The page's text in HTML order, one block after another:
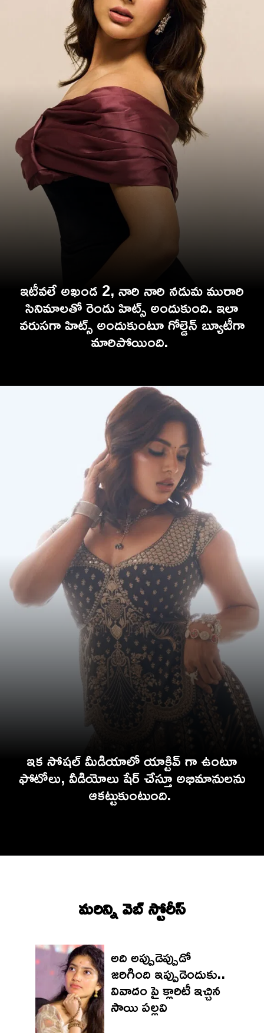
ఇటీవలే అఖండ 2, నారి నారి నడుమ మురారి
సినిమాలతో రెండు హిట్స్ అందుకుంది. ఇలా
వరుసగా హిట్స్ అందుకుంటూ గోల్డెన్ బ్యూటీగా
మారిపోయింది.
ఇక సోషల్ మీడియాలో యాక్టివ్ గా ఉంటూ
ఫోటోలు, వీడియోలు షేర్ చేస్తూ అభిమానులను
ఆకట్టుకుంటుంది.
మరిన్ని వెబ్ స్టోరీస్‌
అది అప్పుడెప్పుడో
జరిగింది ఇప్పుడెందుకు..
వివాదం పై క్లారిటీ ఇచ్చిన
సాయి పల్లవి